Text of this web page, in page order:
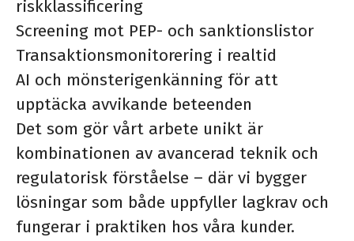
riskklassificering
Screening mot PEP- och sanktionslistor
Transaktionsmonitorering i realtid
AI och mönsterigenkänning för att
upptäcka avvikande beteenden
Det som gör vårt arbete unikt är
kombinationen av avancerad teknik och
regulatorisk förståelse – där vi bygger
lösningar som både uppfyller lagkrav och
fungerar i praktiken hos våra kunder.